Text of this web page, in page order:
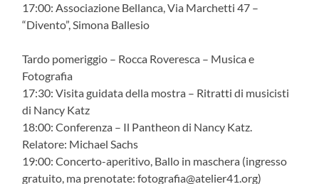
17:00: Associazione Bellanca, Via Marchetti 47 –
“Divento”, Simona Ballesio
Tardo pomeriggio – Rocca Roveresca – Musica e
Fotografia
17:30: Visita guidata della mostra – Ritratti di musicisti
di Nancy Katz
18:00: Conferenza – Il Pantheon di Nancy Katz.
Relatore: Michael Sachs
19:00: Concerto-aperitivo, Ballo in maschera (ingresso
gratuito, ma prenotate: fotografia@atelier41.org)